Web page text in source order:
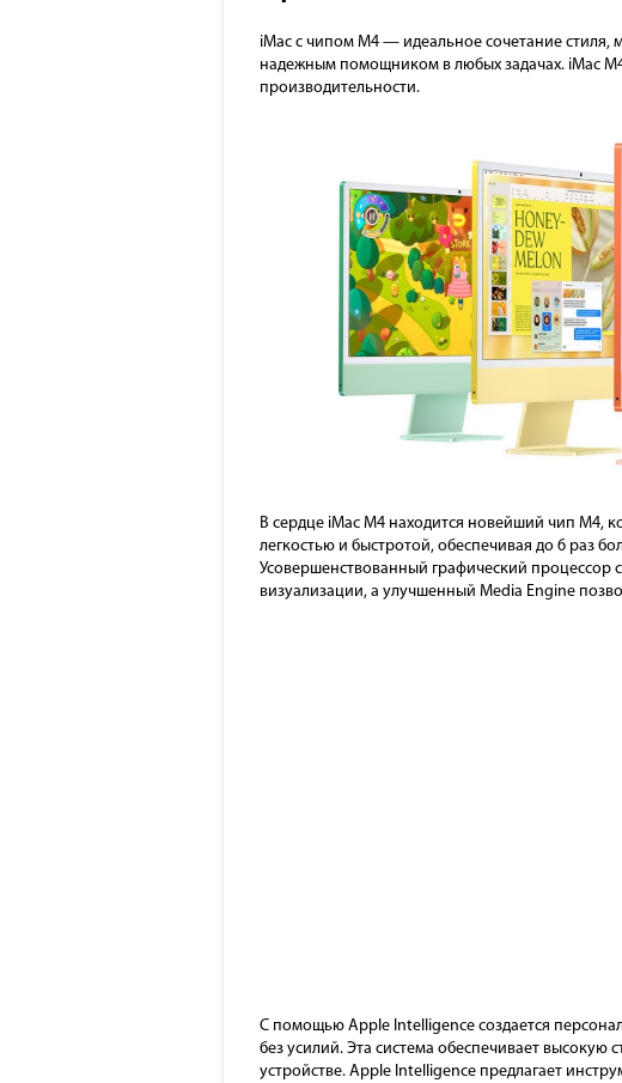
iMac с чипом M4 — идеальное сочетание
надежным помощником в любых задачах. iMac
производительности.
В сердце iMac M4 находится новейший чип M4,
легкостью и быстротой, обеспечивая до 6 раз
Усовершенствованный графический процессор
визуализации, а улучшенный Media Engine
С помощью Apple Intelligence создается
без усилий. Эта система обеспечивает
устройстве. Apple Intelligence предлагает